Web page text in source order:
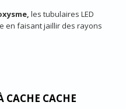
les tubulaires LED
en faisant jaillir des rayons
CACHE CACHE